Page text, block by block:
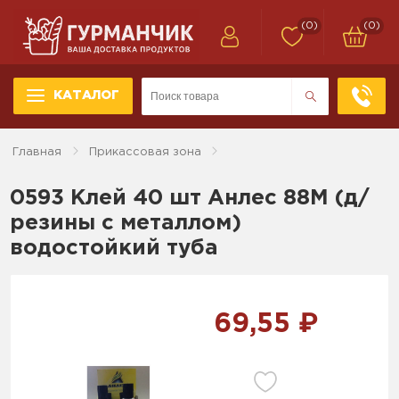
КАТАЛОГ
(0) (0)
Главная Прикассовая зона
0593 Клей 40 шт Анлес 88М (д/
резины с металлом)
водостойкий туба
69,55 ₽